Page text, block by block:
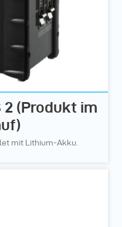
2 (Produkt im
mit Lithium-Akku.